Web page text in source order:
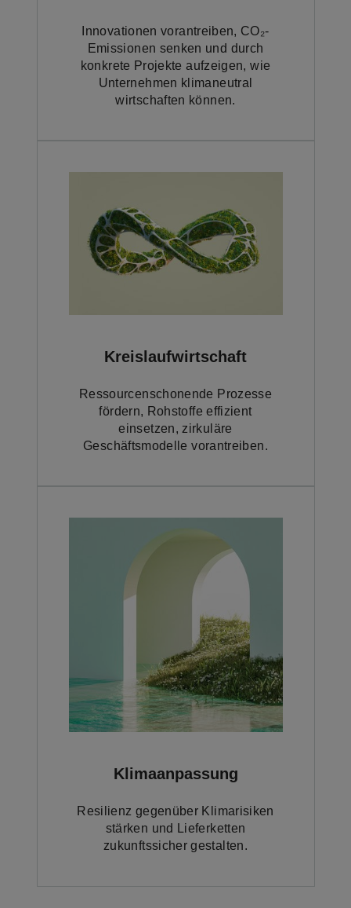
Innovationen vorantreiben, CO₂-
Emissionen senken und durch
konkrete Projekte aufzeigen, wie
Unternehmen klimaneutral
wirtschaften können.
Kreislaufwirtschaft
Ressourcenschonende Prozesse
fördern, Rohstoffe effizient
einsetzen, zirkuläre
Geschäftsmodelle vorantreiben.
Klimaanpassung
Resilienz gegenüber Klimarisiken
stärken und Lieferketten
zukunftssicher gestalten.